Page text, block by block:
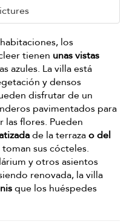
los
tienen unas vistas
azules. La villa está
y densos
disfrutar de un
pavimentados para
las flores. Pueden
de la terrazao del
sus cócteles.
y otros asientos
renovada, la villa
que los huéspedes